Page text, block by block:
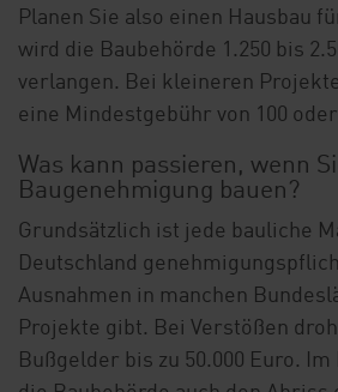
Planen Sie also einen Hausbau
wird die Baubehörde 1.250 bis
verlangen. Bei kleineren
eine Mindestgebühr von 100 oder
Was kann passieren, wenn
Baugenehmigung bauen?
Grundsätzlich ist jede bauliche
Deutschland
Ausnahmen in manchen
Projekte gibt. Bei Verstößen
Bußgelder bis zu 50.000 Euro.